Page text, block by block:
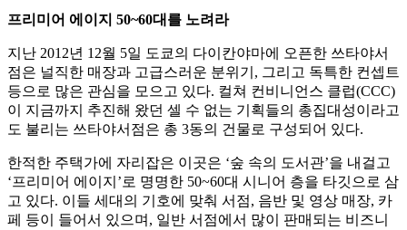
프리미어 에이지 50~60대를 노려라
지난 2012년 12월 5일 도쿄의 다이칸야마에 오픈한 쓰타야서
점은 널직한 매장과 고급스러운 분위기, 그리고 독특한 컨셉트
등으로 많은 관심을 모으고 있다. 컬쳐 컨비니언스 클럽(CCC)
이 지금까지 추진해 왔던 셀 수 없는 기획들의 총집대성이라고
도 불리는 쓰타야서점은 총 3동의 건물로 구성되어 있다.
한적한 주택가에 자리잡은 이곳은 ‘숲 속의 도서관’을 내걸고
‘프리미어 에이지’로 명명한 50~60대 시니어 층을 타깃으로 삼
고 있다. 이들 세대의 기호에 맞춰 서점, 음반 및 영상 매장, 카
페 등이 들어서 있으며, 일반 서점에서 많이 판매되는 비즈니